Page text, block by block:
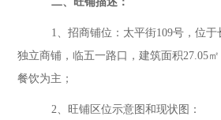
1、招商铺位： 太平街109号，位于
独立商铺，临五一路 口，建筑面积27.05㎡
餐饮为主 ；
2、旺铺区位示意图和现状图：